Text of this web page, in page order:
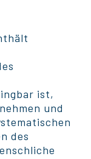
ist,
und
des